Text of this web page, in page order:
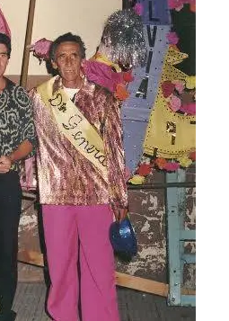
presentes y sea ello prueba de
Amén.